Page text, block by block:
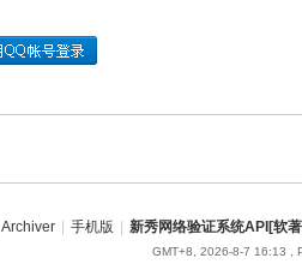
Archiver | 手机版 | 新秀网络验证系统API[软
GMT+8, 2026-8-7 16:13 ,